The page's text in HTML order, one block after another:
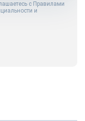
с Правилами
и